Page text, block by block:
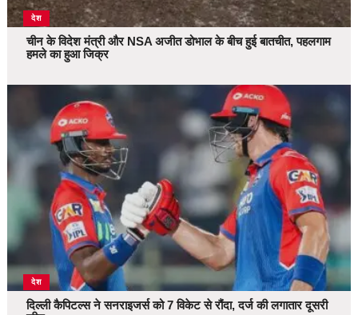
देश
चीन के विदेश मंत्री और NSA अजीत डोभाल के बीच हुई बातचीत, पहलगाम
हमले का हुआ जिक्र
देश
दिल्ली कैपिटल्स ने सनराइजर्स को 7 विकेट से रौंदा, दर्ज की लगातार दूसरी